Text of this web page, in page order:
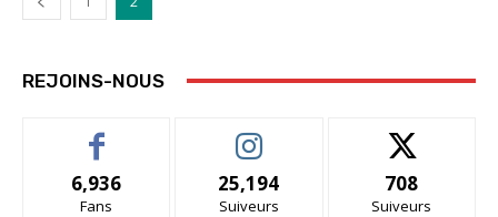
REJOINS-NOUS
6,936
Fans
25,194
Suiveurs
708
Suiveurs